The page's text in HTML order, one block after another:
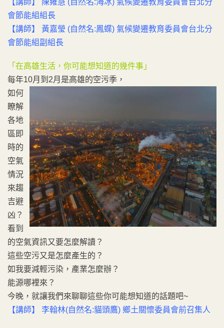
會節能組組長
【講師】 黃嘉瑩 (自然名:鳳蝶) 氣候變遷教育委員會台北分
會節能組副組長
「在高雄生活，你可能想知道的幾件事」
每年10月到2月是高雄的空污季，
如何
瞭解
各地
區即
時的
空氣
情況
來趨
吉避
凶？
看到
的空氣資訊又要怎麼解讀？
這些空污又是怎麼產生的？
如我要減輕污染，產業怎麼辦？
能源哪裡來？
今晚，就讓我們來聊聊這些你可能想知道的話題吧~
【講師】 李翰林(自然名:貓頭鷹) 鄉土關懷委員會前召集人